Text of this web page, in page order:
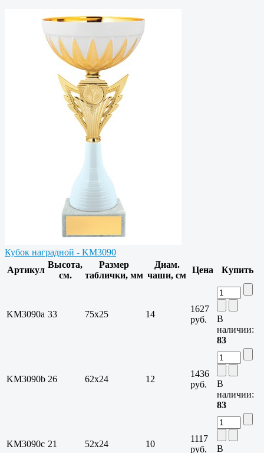
Кубок наградной - KM3090
Артикул
Высота,
см.
Размер
таблички, мм
Диам.
чаши, см
Цена Купить
KM3090a 33 75х25 14
1627
руб.
В
наличии:
83
KM3090b 26 62х24 12
1436
руб.
В
наличии:
83
KM3090c 21 52х24 10
1117
руб.
В